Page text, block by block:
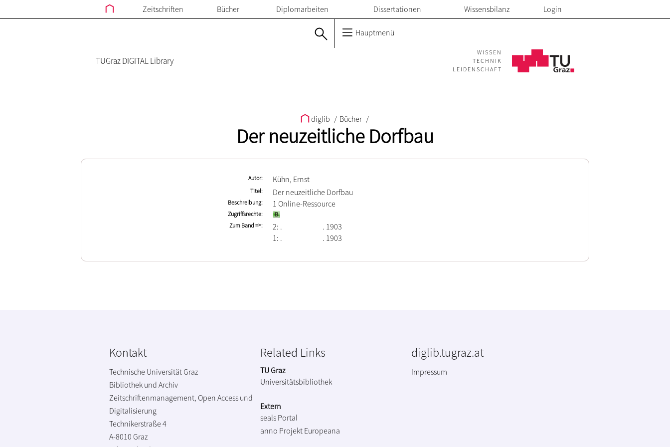
Zeitschriften Bücher Diplomarbeiten Dissertationen Wissensbilanz Login
Hauptmenü
TUGraz DIGITAL Library
WISSEN
TECHNIK
LEIDENSCHAFT
diglib / Bücher /
Der neuzeitliche Dorfbau
Autor Kühn, Ernst
Titel Der neuzeitliche Dorfbau
Beschreibung 1 Online-Ressource
Zugriffsrechte
Zum Band =>
2:
. 1903
1:
. 1903
Kontakt
Technische Universität Graz
Bibliothek und Archiv
Zeitschriftenmanagement, Open Access und
Digitalisierung
Technikerstraße 4
A-8010 Graz
Related Links
TU Graz
Universitätsbibliothek
Extern
seals Portal
anno Projekt Europeana
diglib.tugraz.at
Impressum